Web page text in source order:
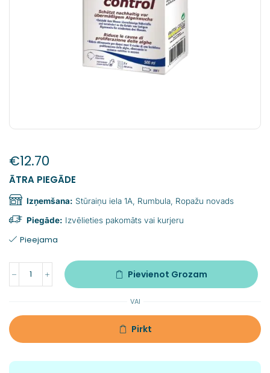
€12.70
ĀTRA PIEGĀDE
Izņemšana: Stūraiņu iela 1A, Rumbula, Ropažu novads
Piegāde: Izvēlieties pakomāts vai kurjeru
Pieejama
Pievienot Grozam
VAI
Pirkt